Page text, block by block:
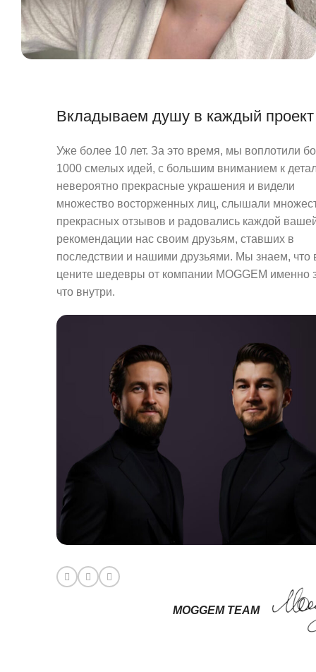
Вкладываем душу в каждый проект
Уже более 10 лет. За это время, мы воплотили
1000 смелых идей, с большим вниманием к
невероятно прекрасные украшения и видели
множество восторженных лиц, слышали
прекрасных отзывов и радовались каждой
рекомендации нас своим друзьям, ставших в
последствии и нашими друзьями. Мы знаем, что
цените шедевры от компании MOGGEM именно
что внутри.
MOGGEM TEAM